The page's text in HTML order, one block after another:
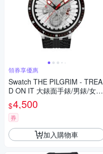
領券享優惠
Swatch THE PILGRIM - TREA
D ON IT 大錶面手錶/男錶/女錶/
瑞士製造 SB05K103 (47mm)
$4,500
券
加入購物車